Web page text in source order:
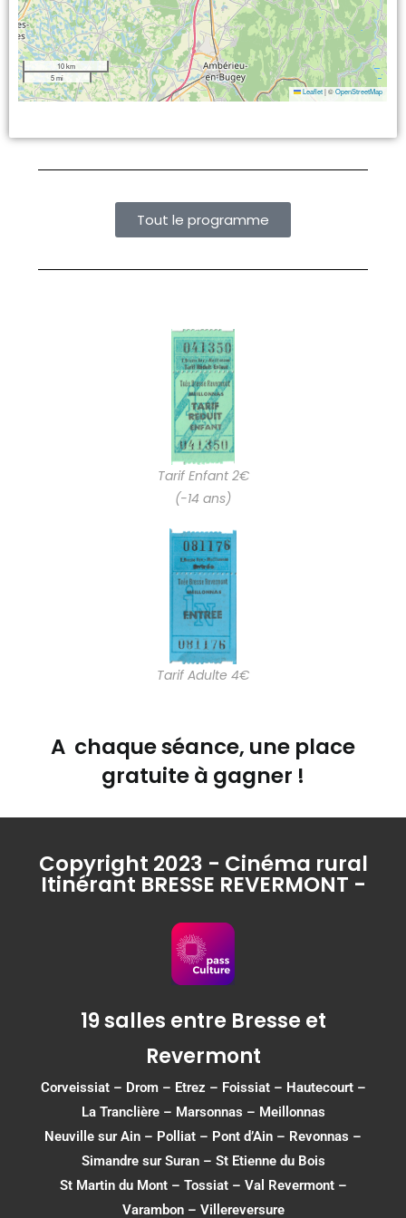
10 km
5 mi
Leaflet |©OpenStreetMap
Tout le programme
Tarif Enfant 2€
(-14 ans)
Tarif Adulte 4€
A chaque séance, une place
gratuite à gagner !
Copyright 2023 - Cinéma rural
Itinérant BRESSE REVERMONT -
19 salles entre Bresse et
Revermont
Corveissiat– Drom– Etrez – Foissiat– Hautecourt–
La Tranclière – Marsonnas – Meillonnas
Neuville sur Ain – Polliat – Pont d’Ain – Revonnas –
Simandre sur Suran– St Etienne du Bois
St Martin du Mont– Tossiat– Val Revermont–
Varambon– Villereversure